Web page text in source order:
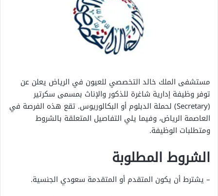
مستشفى الملك خالد التخصصي للعيون في الرياض يعلن عن
توفر وظيفة إدارية شاغرة للذكور والإناث بمسمى سكرتير
(Secretary) لحملة الدبلوم أو البكالوريوس. تقع هذه الفرصة في
العاصمة الرياض، وفيما يلي التفاصيل المتعلقة بالشروط
ومتطلبات الوظيفة.
الشروط المطلوبة
– يشترط أن يكون المتقدم أو المتقدمة سعودي الجنسية.